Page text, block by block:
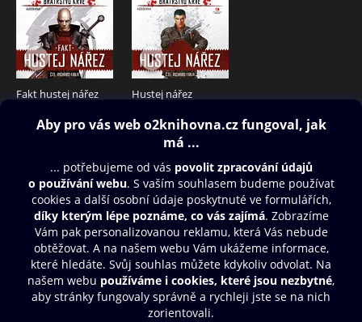
Fakt hustej nářez
225 Kč
Hustej nářez
Obsah ke stažení
Moje O2 Knihovna
Další zábava
© O2 Czech Republic a.s.